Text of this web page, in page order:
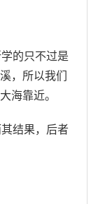
的只不过是
，所以我们
海靠近。
结果，后者